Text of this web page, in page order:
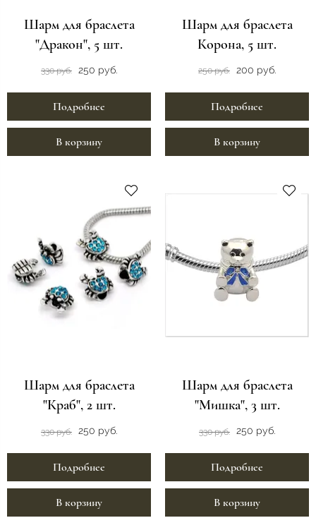
Шарм для браслета
"Дракон", 5 шт.
330 руб. 250 руб.
Подробнее
В корзину
Шарм для браслета
Корона, 5 шт.
250 руб. 200 руб.
Подробнее
В корзину
Шарм для браслета
"Краб", 2 шт.
330 руб. 250 руб.
Подробнее
В корзину
Шарм для браслета
"Мишка", 3 шт.
330 руб. 250 руб.
Подробнее
В корзину